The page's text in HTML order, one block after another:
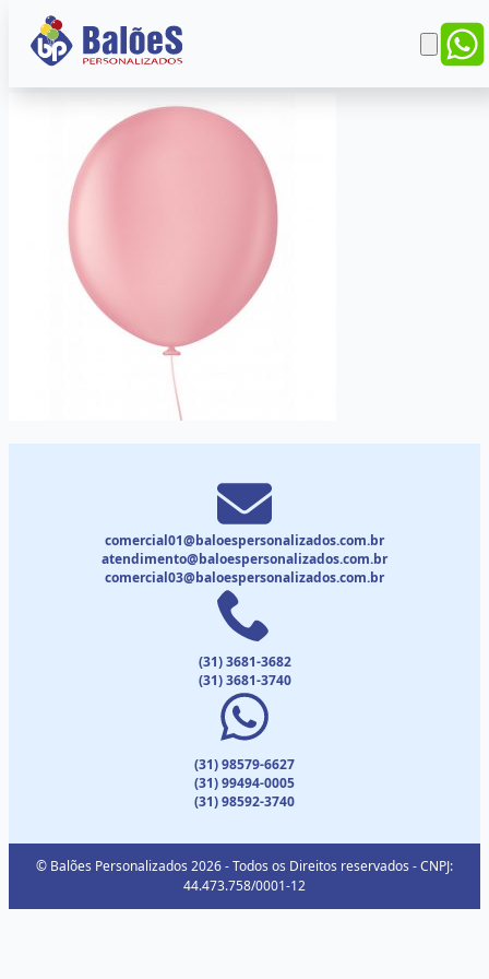
comercial01@baloespersonalizados.com.br
atendimento@baloespersonalizados.com.br
comercial03@baloespersonalizados.com.br
(31) 3681-3682
(31) 3681-3740
(31) 98579-6627
(31) 99494-0005
(31) 98592-3740
© Balões Personalizados 2026 - Todos os Direitos reservados - CNPJ:
44.473.758/0001-12